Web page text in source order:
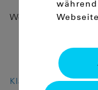
Weitere
Klassifizierung: